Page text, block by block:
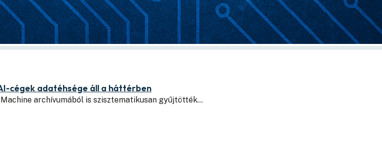
cégek adatéhsége áll a háttérben
archívumából is szisztematikusan gyűjtötték…